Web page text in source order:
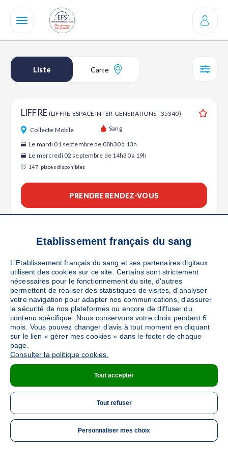
contenu
Liste Carte
ME
LIFFRE (LIFFRE-ESPACE INTER-GENERATIONS - 35340)
Collecte Mobile Sang
Le mardi 01 septembre de 08h30 à 13h
Le mercredi 02 septembre de 14h30 à 19h
147 places disponibles
PRENDRE RENDEZ-VOUS
Etablissement français du sang
L'Etablissement français du sang et ses partenaires digitaux
utilisent des cookies sur ce site. Certains sont strictement
nécessaires pour le fonctionnement du site, d'autres
permettent de réaliser des statistiques de visites, d'analyser
votre navigation pour adapter nos communications, d'assurer
la sécurité de nos plateformes ou encore de diffuser du
contenu spécifique. Nous conservons votre choix pendant 6
mois. Vous pouvez changer d’avis à tout moment en cliquant
sur le lien « gérer mes cookies » dans le footer de chaque
page.
Consulter la politique cookies.
Tout accepter
Tout refuser
Personnaliser mes choix